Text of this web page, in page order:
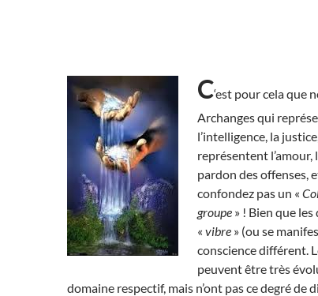
C‘est pour cela que
Archanges qui
l’intelligence, la
représentent l’amour,
pardon des offenses,
confondez pas un «
groupe » ! Bien que
« vibre » (ou se
conscience différent.
peuvent être très
domaine respectif, mais n’ont pas ce degré de